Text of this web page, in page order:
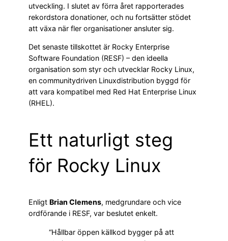
utveckling. I slutet av förra året rapporterades
rekordstora donationer, och nu fortsätter stödet
att växa när fler organisationer ansluter sig.
Det senaste tillskottet är Rocky Enterprise
Software Foundation (RESF) – den ideella
organisation som styr och utvecklar Rocky Linux,
en communitydriven Linuxdistribution byggd för
att vara kompatibel med Red Hat Enterprise Linux
(RHEL).
Ett naturligt steg
för Rocky Linux
Enligt Brian Clemens, medgrundare och vice
ordförande i RESF, var beslutet enkelt.
“Hållbar öppen källkod bygger på att